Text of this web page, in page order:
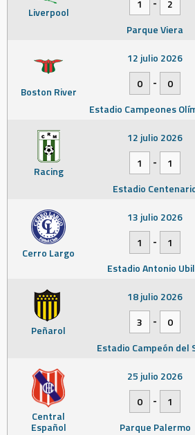
Liverpool
1
2
Parque Viera
Boston River
12 julio 2026
0
-
0
Estadio Campeones
Racing
12 julio 2026
1
-
1
Estadio
Cerro Largo
13 julio 2026
1
-
1
Estadio Antonio
Peñarol
18 julio 2026
3
-
0
Estadio Campeón del
Central
Español
25 julio 2026
0
-
1
Parque Palermo